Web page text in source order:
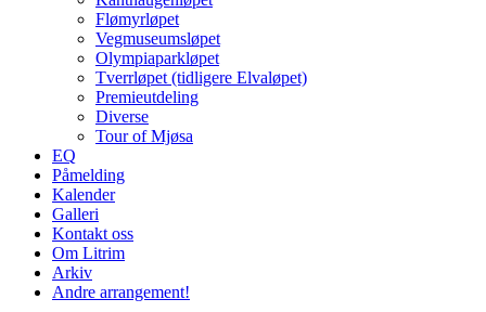
Flømyrløpet
Vegmuseumsløpet
Olympiaparkløpet
Tverrløpet (tidligere Elvaløpet)
Premieutdeling
Diverse
Tour of Mjøsa
EQ
Påmelding
Kalender
Galleri
Kontakt oss
Om Litrim
Arkiv
Andre arrangement!